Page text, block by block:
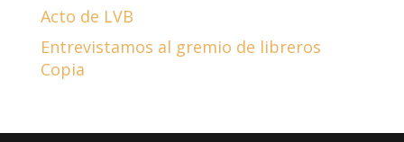
Acto de LVB
Entrevistamos al gremio de libreros
Copia